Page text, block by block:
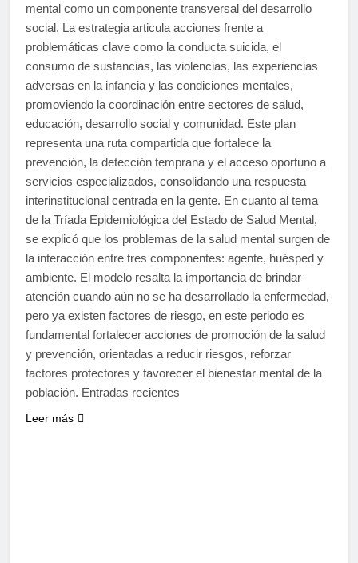
mental como un componente transversal del desarrollo
social. La estrategia articula acciones frente a
problemáticas clave como la conducta suicida, el
consumo de sustancias, las violencias, las experiencias
adversas en la infancia y las condiciones mentales,
promoviendo la coordinación entre sectores de salud,
educación, desarrollo social y comunidad. Este plan
representa una ruta compartida que fortalece la
prevención, la detección temprana y el acceso oportuno a
servicios especializados, consolidando una respuesta
interinstitucional centrada en la gente. En cuanto al tema
de la Tríada Epidemiológica del Estado de Salud Mental,
se explicó que los problemas de la salud mental surgen de
la interacción entre tres componentes: agente, huésped y
ambiente. El modelo resalta la importancia de brindar
atención cuando aún no se ha desarrollado la enfermedad,
pero ya existen factores de riesgo, en este periodo es
fundamental fortalecer acciones de promoción de la salud
y prevención, orientadas a reducir riesgos, reforzar
factores protectores y favorecer el bienestar mental de la
población. Entradas recientes
Leer más